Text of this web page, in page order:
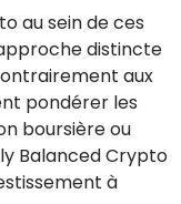
au sein de ces
distincte
aux
pondérer les
boursière ou
Balanced Crypto
à